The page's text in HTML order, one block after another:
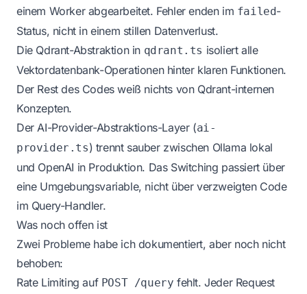
einem Worker abgearbeitet. Fehler enden im failed-
Status, nicht in einem stillen Datenverlust.
Die Qdrant-Abstraktion in qdrant.ts isoliert alle
Vektordatenbank-Operationen hinter klaren Funktionen.
Der Rest des Codes weiß nichts von Qdrant-internen
Konzepten.
Der AI-Provider-Abstraktions-Layer (ai-
provider.ts) trennt sauber zwischen Ollama lokal
und OpenAI in Produktion. Das Switching passiert über
eine Umgebungsvariable, nicht über verzweigten Code
im Query-Handler.
Was noch offen ist
Zwei Probleme habe ich dokumentiert, aber noch nicht
behoben:
Rate Limiting auf POST /query fehlt. Jeder Request